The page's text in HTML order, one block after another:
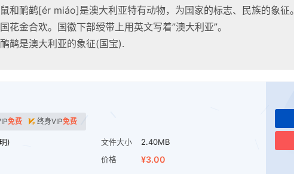
和鸸鹋[ér miáo]是澳大利亚特有动物，为国家的标志、民族的象征。
花金合欢。国徽下部绶带上用英文写着”澳大利亚”。
鹋是澳大利亚的象征(国宝).
免费 终身VIP免费
) 文件大小
2.40MB
价格 ¥3.00